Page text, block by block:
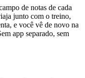
de notas de cada
junto com o treino,
e você vê de novo na
app separado, sem